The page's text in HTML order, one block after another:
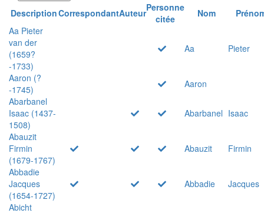
DescriptionCorrespondantAuteurPersonne
citée
Nom
Aa Pieter
van der
(1659?
-1733)
Aa Pieter
Aaron (?
-1745)
Aaron
Abarbanel
Isaac (1437-
1508)
Abarbanel Isaac
Abauzit
Firmin
(1679-1767)
Abauzit
Firmin
Abbadie
Jacques
(1654-1727)
Abbadie
Jacques
Abicht